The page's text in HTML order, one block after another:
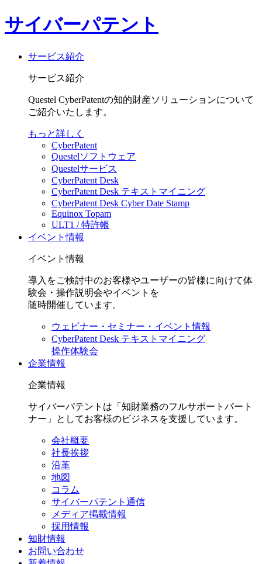
サイバーパテント
サービス紹介
サービス紹介
Questel CyberPatentの知的財産ソリューションについて
ご紹介いたします。
もっと詳しく
CyberPatent
Questelソフトウェア
Questelサービス
CyberPatent Desk
CyberPatent Desk テキストマイニング
CyberPatent Desk Cyber Date Stamp
Equinox Topam
ULT1 / 特許帳
イベント情報
イベント情報
導入をご検討中のお客様やユーザーの皆様に向けて体
験会・操作説明会やイベントを
随時開催しています。
ウェビナー・セミナー・イベント情報
CyberPatent Desk テキストマイニング
操作体験会
企業情報
企業情報
サイバーパテントは「知財業務のフルサポートパート
ナー」としてお客様のビジネスを支援しています。
会社概要
社長挨拶
沿革
地図
コラム
サイバーパテント通信
メディア掲載情報
採用情報
知財情報
お問い合わせ